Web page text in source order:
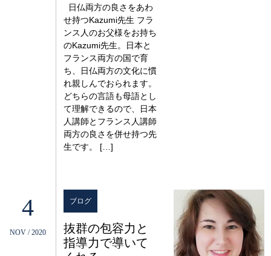
日仏両方の良さをあわ
せ持つKazumi先生 フラ
ンス人のお父様をお持ち
のKazumi先生。日本と
フランス両方の国で育
ち、日仏両方の文化に慣
れ親しんでおられます。
どちらの言語も母語とし
て理解できるので、日本
人講師とフランス人講師
両方の良さを併せ持つ先
生です。 […]
4
NOV / 2020
ブログ
抜群の包容力と
指導力で導いて